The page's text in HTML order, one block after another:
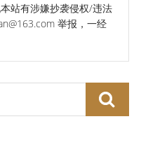
站有涉嫌抄袭侵权/违法
举报，一经